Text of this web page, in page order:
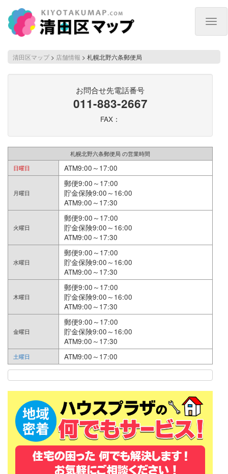
清田区マップ > 店舗情報 > 札幌北野六条郵便局
お問合せ先電話番号
011-883-2667
FAX：
札幌北野六条郵便局 の営業時間
日曜日 ATM9:00～17:00
月曜日
郵便9:00～17:00
貯金保険9:00～16:00
ATM9:00～17:30
火曜日
郵便9:00～17:00
貯金保険9:00～16:00
ATM9:00～17:30
水曜日
郵便9:00～17:00
貯金保険9:00～16:00
ATM9:00～17:30
木曜日
郵便9:00～17:00
貯金保険9:00～16:00
ATM9:00～17:30
金曜日
郵便9:00～17:00
貯金保険9:00～16:00
ATM9:00～17:30
土曜日 ATM9:00～17:00